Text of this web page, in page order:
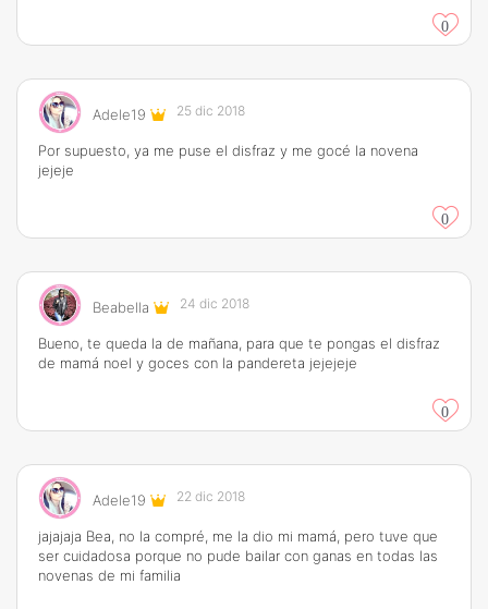
0
Adele19 25 dic 2018
Por supuesto, ya me puse el disfraz y me gocé la novena
jejeje
0
Beabella 24 dic 2018
Bueno, te queda la de mañana, para que te pongas el disfraz
de mamá noel y goces con la pandereta jejejeje
0
Adele19 22 dic 2018
jajajaja Bea, no la compré, me la dio mi mamá, pero tuve que
ser cuidadosa porque no pude bailar con ganas en todas las
novenas de mi familia